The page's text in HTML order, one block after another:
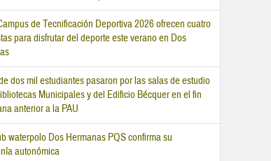
de Tecnificación Deportiva 2026 ofrecen cuatro
para disfrutar del deporte este verano en Dos
dos mil estudiantes pasaron por las salas de estudio
Municipales y del Edificio Bécquer en el fin
anterior a la PAU
waterpolo Dos Hermanas PQS confirma su
autonómica